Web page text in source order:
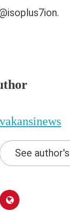
vakansinews
See